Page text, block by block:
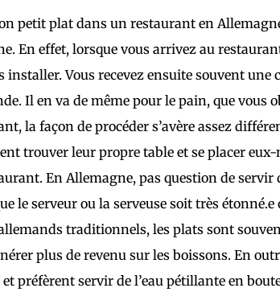
petit plat dans un restaurant en
En effet, lorsque vous arrivez au
Vous recevez ensuite souvent une
Il en va de même pour le pain, que vous
la façon de procéder s’avère assez
trouver leur propre table et se placer eux-
En Allemagne, pas question de servir
le serveur ou la serveuse soit très étonné.e
traditionnels, les plats sont
plus de revenu sur les boissons. En
préfèrent servir de l’eau pétillante en